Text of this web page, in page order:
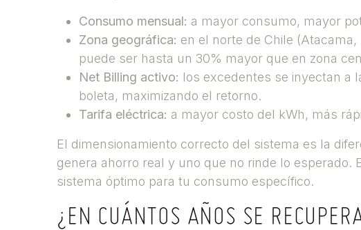
Consumo mensual: a mayor consumo, mayor
Zona geográfica: en el norte de Chile
puede ser hasta un 30% mayor que en zona
Net Billing activo: los excedentes se inyectan a
boleta, maximizando el retorno.
Tarifa eléctrica: a mayor costo del kWh, más
El dimensionamiento correcto del sistema es la
genera ahorro real y uno que no rinde lo esperado.
sistema óptimo para tu consumo específico.
¿EN CUÁNTOS AÑOS SE